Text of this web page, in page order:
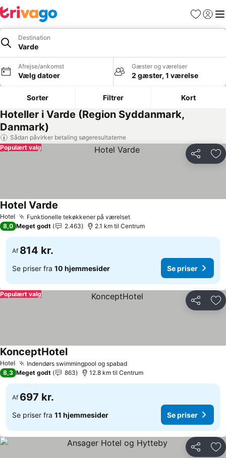
Favoritter
Log ind
Destination
Varde
Afrejse/ankomst
Vælg datoer
Gæster og værelser
2 gæster, 1 værelse
Sorter Filtrer Kort
Hoteller i Varde (Region Syddanmark,
Danmark)
Sådan påvirker betaling søgeresultaterne
Del
Populært valg
Hotel Funktionelle tekøkkener på værelsetSe priser
Hotel Varde
8,0 Meget godt 2.463 2.1 km til Centrum
Af 814 kr.
Se priser fra 10 hjemmesider Se priser
Del
Populært valg
Hotel Indendørs swimmingpool og spabadSe priser
KonceptHotelSe priser
8,3 Meget godt 863 12.8 km til Centrum
Af 697 kr.
Se priser fra 11 hjemmesider Se priser
Del